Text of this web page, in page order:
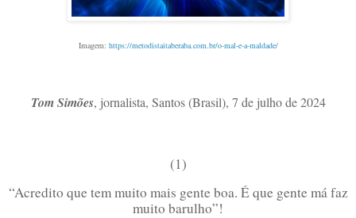
Imagem: https://metodistaitaberaba.com.br/o-mal-e-a-maldade/
Tom Simões, jornalista, Santos (Brasil), 7 de julho de 2024
(1)
“Acredito que tem muito mais gente boa. É que gente má faz
muito barulho”!